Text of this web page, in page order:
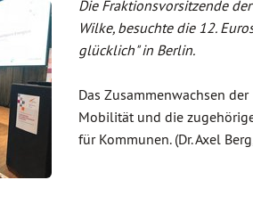
Die Fraktionsvorsitzende
Wilke, besuchte die 12.
glücklich" in Berlin.
Das Zusammenwachsen
Mobilität und die
für Kommunen. (Dr. Axel